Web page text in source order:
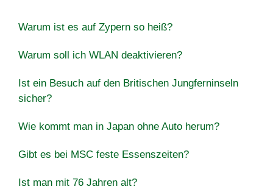
Warum ist es auf Zypern so heiß?
Warum soll ich WLAN deaktivieren?
Ist ein Besuch auf den Britischen Jungferninseln
sicher?
Wie kommt man in Japan ohne Auto herum?
Gibt es bei MSC feste Essenszeiten?
Ist man mit 76 Jahren alt?